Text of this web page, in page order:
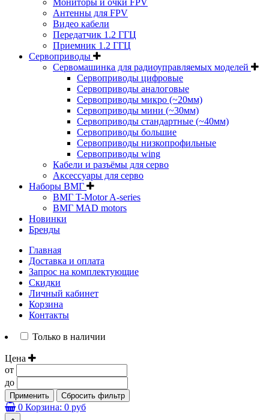
Мониторы и очки FPV
Антенны для FPV
Видео кабели
Передатчик 1.2 ГГЦ
Приемник 1.2 ГГЦ
Сервоприводы
Сервомашинка для радиоуправляемых моделей
Сервоприводы цифровые
Сервоприводы аналоговые
Сервоприводы микро (~20мм)
Сервоприводы мини (~30мм)
Сервоприводы стандартные (~40мм)
Сервоприводы большие
Сервоприводы низкопрофильные
Сервоприводы wing
Кабели и разъёмы для серво
Аксессуары для серво
Наборы ВМГ
ВМГ T-Motor A-series
ВМГ MAD motors
Новинки
Бренды
Главная
Доставка и оплата
Запрос на комплектующие
Скидки
Личный кабинет
Корзина
Контакты
Только в наличии
Цена
от
до
Применить Сбросить фильтр
0 Корзина: 0 руб